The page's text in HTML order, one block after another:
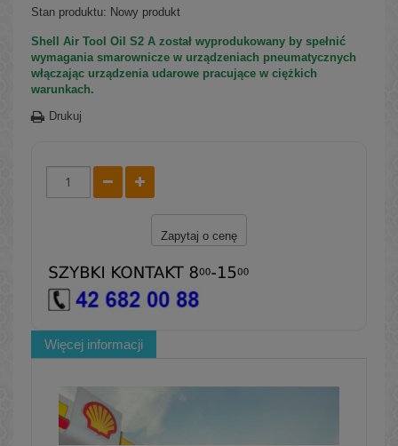
Stan produktu: Nowy produkt
Shell Air Tool Oil S2 A został wyprodukowany by spełnić
wymagania smarownicze w urządzeniach pneumatycznych
włączając urządzenia udarowe pracujące w ciężkich
warunkach.
Drukuj
Zapytaj o cenę
Więcej informacji